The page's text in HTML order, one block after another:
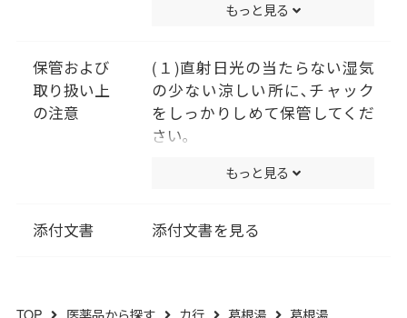
ソウ各２.０ｇ､ケイヒ･シャクヤ
ショウキョウ０.５ｇより抽
出。〕
添加物として､ヒドロキシプロピ
ルセルロース､タルク､二酸化ケ
ポビドン､ステアリン酸Ｍｇ､ポ
酸･メタクリル酸メチル共重合
体､酸化チタン､カルナウバロウ
もっと見る
保管および
取り扱い上
の注意
(１)直射日光の当たらない湿気
の少ない涼しい所に､チャック
をしっかりしめて保管してくだ
さい｡
管してください｡
ください｡(誤用の原因になった
もっと見る
添付文書 添付文書を見る